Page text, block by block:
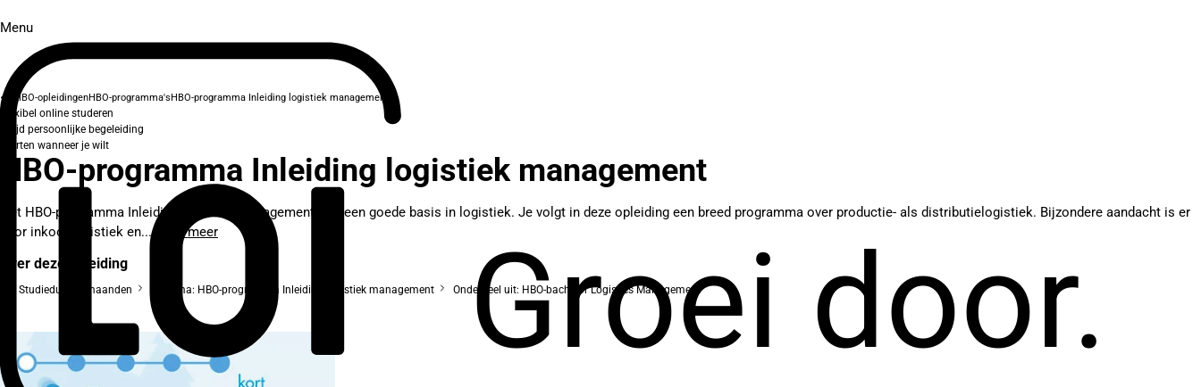
Menu
Groei door.
HBO-opleidingenHBO-programma'sHBO-programma Inleiding logistiek management
Flexibel online studeren
Altijd persoonlijke begeleiding
Starten wanneer je wilt
HBO-programma Inleiding logistiek management
Het HBO-programma Inleiding logistiek management legt een goede basis in logistiek. Je volgt in deze opleiding een breed programma over productie- als distributielogistiek. Bijzondere aandacht is er
voor inkooplogistiek en...
Lees meer
Over deze opleiding
Studieduur: 2 maanden Diploma: HBO-programma Inleiding logistiek management Onderdeel uit: HBO-bachelor Logistics Management